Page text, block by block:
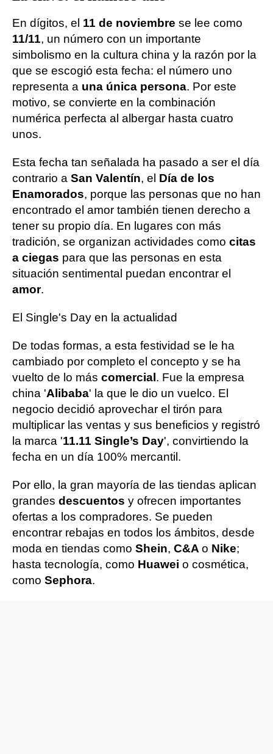
En dígitos, el 11 de noviembre se lee como
11/11, un número con un importante
simbolismo en la cultura china y la razón por la
que se escogió esta fecha: el número uno
representa a una única persona. Por este
motivo, se convierte en la combinación
numérica perfecta al albergar hasta cuatro
unos.
Esta fecha tan señalada ha pasado a ser el día
contrario a San Valentín, el Día de los
Enamorados, porque las personas que no han
encontrado el amor también tienen derecho a
tener su propio día. En lugares con más
tradición, se organizan actividades como citas
a ciegas para que las personas en esta
situación sentimental puedan encontrar el
amor.
El Single's Day en la actualidad
De todas formas, a esta festividad se le ha
cambiado por completo el concepto y se ha
vuelto de lo más comercial . Fue la empresa
china 'Alibaba' la que le dio un vuelco. El
negocio decidió aprovechar el tirón para
multiplicar las ventas y sus beneficios y registró
la marca '11.11 Single’s Day', convirtiendo la
fecha en un día 100% mercantil.
Por ello, la gran mayoría de las tiendas aplican
grandes descuentos y ofrecen importantes
ofertas a los compradores. Se pueden
encontrar rebajas en todos los ámbitos, desde
moda en tiendas como Shein, C&A o Nike;
hasta tecnología, como Huawei o cosmética,
como Sephora.